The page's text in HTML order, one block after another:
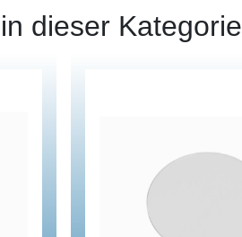
dieser Kategorie